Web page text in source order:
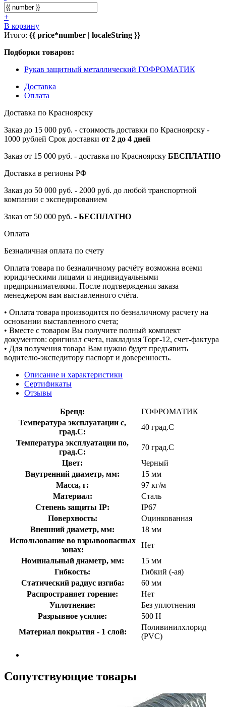
+
В корзину
Итого: {{ price*number | localeString }}
Подборки товаров:
Рукав защитный металлический ГОФРОМАТИК
Доставка
Оплата
Доставка по Красноярску
Заказ до 15 000 руб. - стоимость доставки по Красноярску -
1000 рублей Срок доставки от 2 до 4 дней
Заказ от 15 000 руб. - доставка по Красноярску БЕСПЛАТНО
Доставка в регионы РФ
Заказ до 50 000 руб. - 2000 руб. до любой транспортной
компании с экспедированием
Заказ от 50 000 руб. - БЕСПЛАТНО
Оплата
Безналичная оплата по счету
Оплата товара по безналичному расчёту возможна всеми
юридическими лицами и индивидуальными
предпринимателями. После подтверждения заказа
менеджером вам выставленного счёта.
• Оплата товара производится по безналичному расчету на
основании выставленного счета;
• Вместе с товаром Вы получите полный комплект
документов: оригинал счета, накладная Торг-12, счет-фактура
• Для получения товара Вам нужно будет предъявить
водителю-экспедитору паспорт и доверенность.
Описание и характеристики
Сертификаты
Отзывы
Бренд:
ГОФРОМАТИК
Температура эксплуатации с,
град.C:
40 град.C
Температура эксплуатации по,
град.C:
70 град.C
Цвет:
Черный
Внутренний диаметр, мм:
15 мм
Масса, г:
97 кг/м
Материал:
Сталь
Степень защиты IP:
IP67
Поверхность:
Оцинкованная
Внешний диаметр, мм:
18 мм
Использование во взрывоопасных
зонах:
Нет
Номинальный диаметр, мм:
15 мм
Гибкость:
Гибкий (-ая)
Статический радиус изгиба:
60 мм
Распространяет горение:
Нет
Уплотнение:
Без уплотнения
Разрывное усилие:
500 Н
Материал покрытия - 1 слой:
Поливинилхлорид
(PVC)
Сопутствующие товары